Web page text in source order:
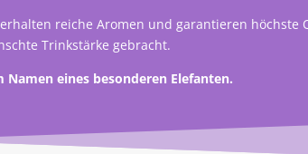
erhalten reiche Aromen und garantieren höchste
Trinkstärke gebracht.
eines besonderen Elefanten.